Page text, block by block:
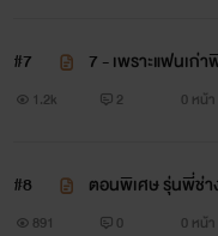
"หมวยไม่มีมด
#7 7 - เพราะแฟนเก่
1.2k 2 0 หน้า
#8 ตอนพิเศษ รุ่นพี่ช่า
891 0 0 หน้า